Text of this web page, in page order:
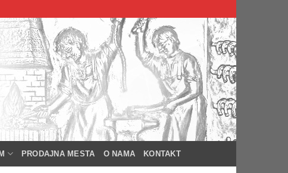
PRODAJNA MESTA O NAMA KONTAKT